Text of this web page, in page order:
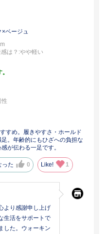
ベージュ
は？ :やや軽い
性
すめ。履きやすさ・ホールド
。年齢的にもひざへの負担な
が伝わる一足です。
った 0 Like! 1
より感謝申し上げ
生活をサポートで
した。ウォーキン